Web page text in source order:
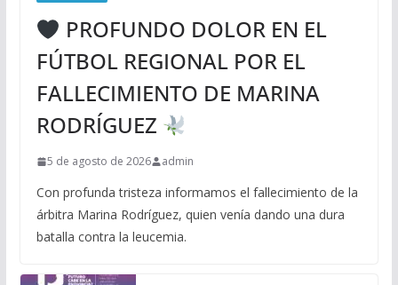
PROFUNDO DOLOR EN EL
FÚTBOL REGIONAL POR EL
FALLECIMIENTO DE MARINA
RODRÍGUEZ
5 de agosto de 2026 admin
Con profunda tristeza informamos el fallecimiento de la
árbitra Marina Rodríguez, quien venía dando una dura
batalla contra la leucemia.